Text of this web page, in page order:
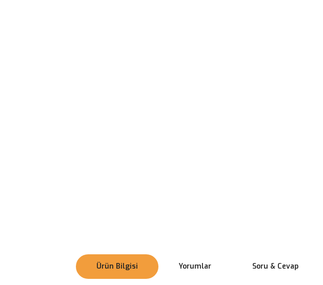
Ürün Bilgisi Yorumlar Soru & Cevap